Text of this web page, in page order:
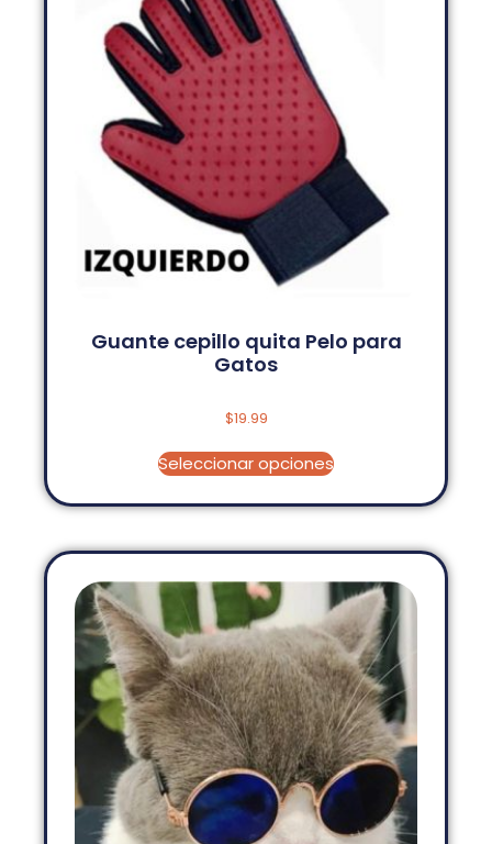
Guante cepillo quita Pelo para
Gatos
$19.99
Seleccionar opciones